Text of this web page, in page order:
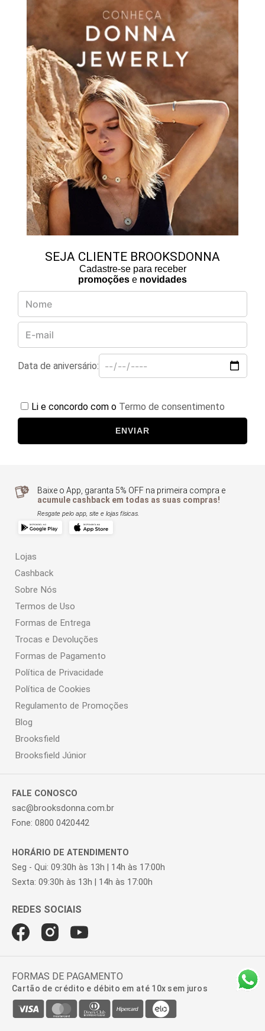
SEJA CLIENTE BROOKSDONNA
Cadastre-se para receber
promoções e novidades
Data de aniversário:
Li e concordo com o Termo de consentimento
ENVIAR
Baixe o App, garanta 5% OFF na primeira compra e
acumule cashback em todas as suas compras!
Resgate pelo app, site e lojas físicas.
Lojas
Cashback
Sobre Nós
Termos de Uso
Formas de Entrega
Trocas e Devoluções
Formas de Pagamento
Política de Privacidade
Política de Cookies
Regulamento de Promoções
Blog
Brooksfield
Brooksfield Júnior
FALE CONOSCO
sac@brooksdonna.com.br
Fone: 0800 0420442
HORÁRIO DE ATENDIMENTO
Seg - Qui: 09:30h às 13h | 14h às 17:00h
Sexta: 09:30h às 13h | 14h às 17:00h
FORMAS DE PAGAMENTO
Cartão de crédito e débito em até 10x sem juros